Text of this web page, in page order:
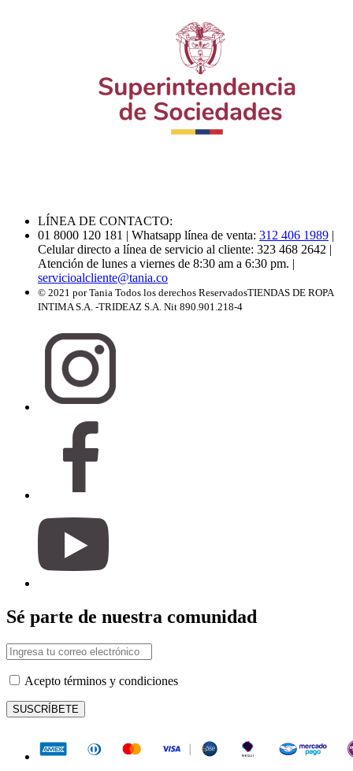
LÍNEA DE CONTACTO:
01 8000 120 181 | Whatsapp línea de venta: 312 406 1989 |
Celular directo a línea de servicio al cliente: 323 468 2642 |
Atención de lunes a viernes de 8:30 am a 6:30 pm. |
servicioalcliente@tania.co
© 2021 por Tania Todos los derechos ReservadosTIENDAS DE ROPA
INTIMA S.A. -TRIDEAZ S.A. Nit 890.901.218-4
Sé parte de nuestra comunidad
Acepto términos y condiciones